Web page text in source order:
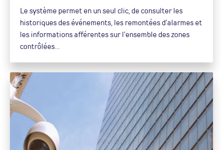
Le système permet en un seul clic, de consulter les
historiques des événements, les remontées d’alarmes et
les informations afférentes sur l’ensemble des zones
contrôlées…